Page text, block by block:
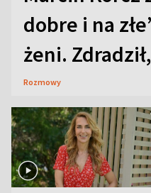
dobre i na
żeni.
Rozmowy